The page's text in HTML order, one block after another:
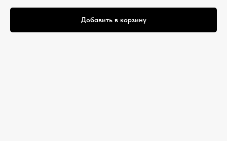
Добавить в корзину